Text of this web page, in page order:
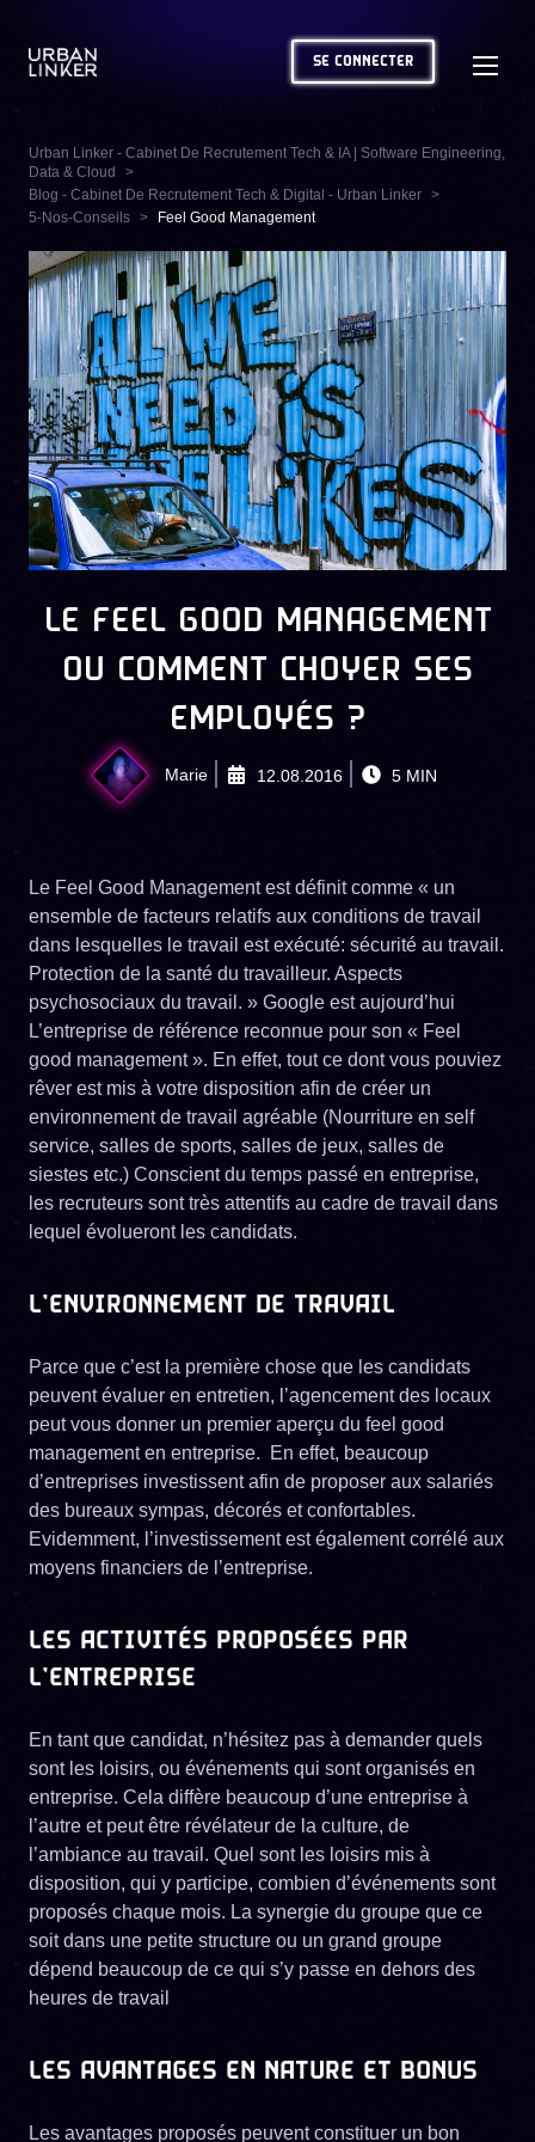
SE CONNECTER
Urban Linker - Cabinet De Recrutement Tech & IA | Software Engineering,
Data & Cloud
Blog - Cabinet De Recrutement Tech & Digital - Urban Linker
5-Nos-Conseils
Feel Good Management
LE FEEL GOOD MANAGEMENT
OU COMMENT CHOYER SES
EMPLOYÉS ?
Marie 12.08.2016 5MIN
Le Feel Good Management est définit comme « un
ensemble de facteurs relatifs aux conditions de travail
dans lesquelles le travail est exécuté: sécurité au travail.
Protection de la santé du travailleur. Aspects
psychosociaux du travail. » Google est aujourd’hui
L’entreprise de référence reconnue pour son « Feel
good management ». En effet, tout ce dont vous pouviez
rêver est mis à votre disposition afin de créer un
environnement de travail agréable (Nourriture en self
service, salles de sports, salles de jeux, salles de
siestes etc.) Conscient du temps passé en entreprise,
les recruteurs sont très attentifs au cadre de travail dans
lequel évolueront les candidats.
L’ENVIRONNEMENT DE TRAVAIL
Parce que c’est la première chose que les candidats
peuvent évaluer en entretien, l’agencement des locaux
peut vous donner un premier aperçu du feel good
management en entreprise. En effet, beaucoup
d’entreprises investissent afin de proposer aux salariés
des bureaux sympas, décorés et confortables.
Evidemment, l’investissement est également corrélé aux
moyens financiers de l’entreprise.
LES ACTIVITÉS PROPOSÉES PAR
L’ENTREPRISE
En tant que candidat, n’hésitez pas à demander quels
sont les loisirs, ou événements qui sont organisés en
entreprise. Cela diffère beaucoup d’une entreprise à
l’autre et peut être révélateur de la culture, de
l’ambiance au travail. Quel sont les loisirs mis à
disposition, qui y participe, combien d’événements sont
proposés chaque mois. La synergie du groupe que ce
soit dans une petite structure ou un grand groupe
dépend beaucoup de ce qui s’y passe en dehors des
heures de travail
LES AVANTAGES EN NATURE ET BONUS
Les avantages proposés peuvent constituer un bon